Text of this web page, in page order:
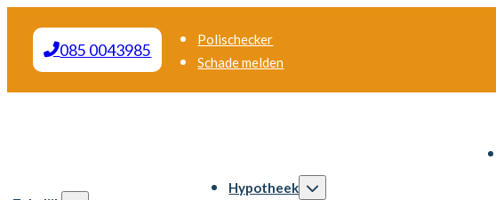
085 0043985
Polischecker
Schade melden
Hypotheek